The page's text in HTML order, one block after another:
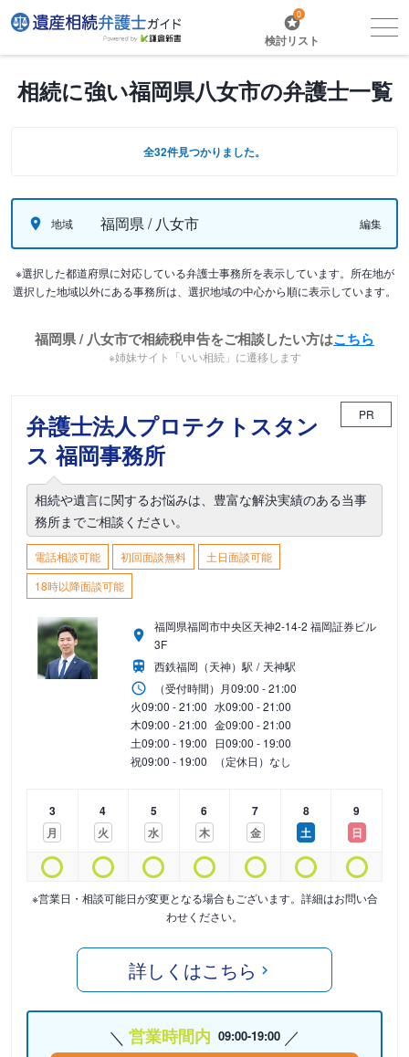
0
検討リスト
相続に強い福岡県八女市の弁護士一覧
全32件見つかりました。
地域 福岡県 / 八女市 編集
※選択した都道府県に対応している弁護士事務所を表示しています。所在地が
選択した地域以外にある事務所は、選択地域の中心から順に表示しています。
福岡県 / 八女市で相続税申告をご相談したい方はこちら
※姉妹サイト「いい相続」に遷移します
弁護士法人プロテクトスタン
ス 福岡事務所
PR
相続や遺言に関するお悩みは、豊富な解決実績のある当事
務所までご相談ください。
電話相談可能 初回面談無料
土日面談可能
18時以降面談可能
福岡県福岡市中央区天神2-14-2 福岡証券ビル
3F
西鉄福岡（天神）駅
天神駅
（受付時間） 月09:00 - 21:00
火09:00 - 21:00 水09:00 - 21:00
木09:00 - 21:00 金09:00 - 21:00
土09:00 - 19:00 日09:00 - 19:00
祝09:00 - 19:00 （定休日）なし
3
月
4
火
5
水
6
木
7
金
8
土
9
日
※営業日・相談可能日が変更となる場合もございます。詳細はお問い合
わせください。
詳しくはこちら
営業時間内 09:00-19:00